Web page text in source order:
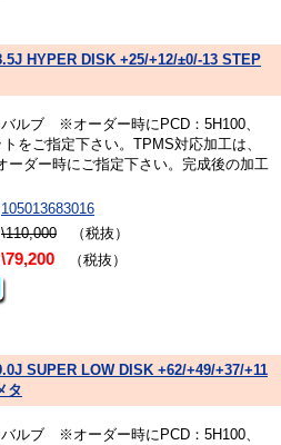
HYPER DISK +25/+12/±0/-13 STEP
ルブ ※オーダー時にPCD：5H100、
をご指定下さい。TPMS対応加工は、
ーダー時にご指定下さい。完成後の加工
105013683016
\110,000 （税抜）
\79,200 （税抜）
SUPER LOW DISK +62/+49/+37/+11
タ
ルブ ※オーダー時にPCD：5H100、